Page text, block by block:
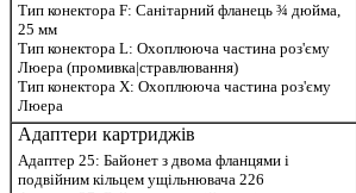
Тип конектора F: Санітарний фланець ¾ дюйма,
25 мм
Тип конектора L: Охоплююча частина роз'єму
Люера (промивка|стравлювання)
Тип конектора X: Охоплююча частина роз'єму
Люера
Адаптери картриджів
Адаптер 25: Байонет з двома фланцями і
подвійним кільцем ущільнювача 226